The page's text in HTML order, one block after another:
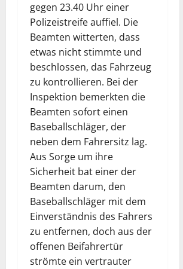
gegen 23.40 Uhr einer
Polizeistreife auffiel. Die
Beamten witterten, dass
etwas nicht stimmte und
beschlossen, das Fahrzeug
zu kontrollieren. Bei der
Inspektion bemerkten die
Beamten sofort einen
Baseballschläger, der
neben dem Fahrersitz lag.
Aus Sorge um ihre
Sicherheit bat einer der
Beamten darum, den
Baseballschläger mit dem
Einverständnis des Fahrers
zu entfernen, doch aus der
offenen Beifahrertür
strömte ein vertrauter